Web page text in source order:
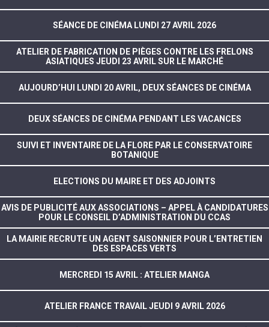
SÉANCE DE CINÉMA LUNDI 27 AVRIL 2026
ATELIER DE FABRICATION DE PIÈGES CONTRE LES FRELONS
ASIATIQUES JEUDI 23 AVRIL SUR LE MARCHÉ
AUJOURD’HUI LUNDI 20 AVRIL, DEUX SÉANCES DE CINÉMA
DEUX SÉANCES DE CINÉMA PENDANT LES VACANCES
SUIVI ET INVENTAIRE DE LA FLORE PAR LE CONSERVATOIRE
BOTANIQUE
ELECTIONS DU MAIRE ET DES ADJOINTS
AVIS DE PUBLICITÉ AUX ASSOCIATIONS – APPEL À CANDIDATURES
POUR LE CONSEIL D’ADMINISTRATION DU CCAS
LA MAIRIE RECRUTE UN AGENT SAISONNIER POUR L’ENTRETIEN
DES ESPACES VERTS
MERCREDI 15 AVRIL : ATELIER MANGA
ATELIER FRANCE TRAVAIL JEUDI 9 AVRIL 2026